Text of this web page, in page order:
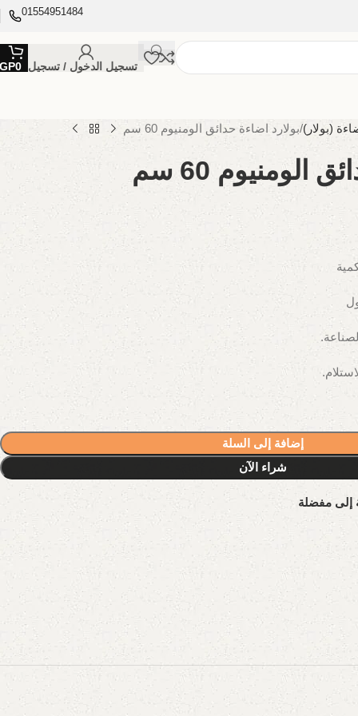
01554951484
تسجيل الدخول / تسجيل 0
(بولار) بولارد اضاءة حدائق الومنيوم 60 سم
الومنيوم 60 سم
إضافة إلى السلة
شراء الآن
إلى مفضلة